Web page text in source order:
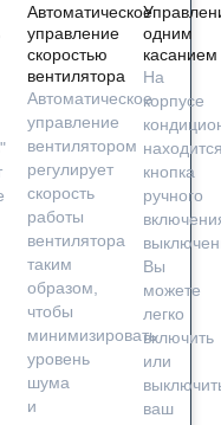
Автоматическое
управление
скоростью
вентилятора
Автоматическое
управление
вентилятором
регулирует
скорость
работы
вентилятора
таким
образом,
чтобы
минимизировать
уровень
шума
и
одним
касанием
На
корпусе
кнопка
ручного
Вы
можете
легко
включить
или
ваш